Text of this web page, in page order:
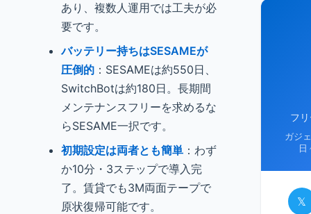
あり、複数人運用では工夫が必
要です。
バッテリー持ちはSESAMEが
圧倒的 ：SESAMEは約550日、
SwitchBotは約180日。長期間
メンテナンスフリーを求めるな
らSESAME一択です。
初期設定は両者とも簡単 ：わず
か10分・3ステップで導入完
了。賃貸でも3M両面テープで
原状復帰可能です。
フ
ガジ
日
𝕏